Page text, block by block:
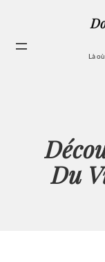
contenu
Là
Du